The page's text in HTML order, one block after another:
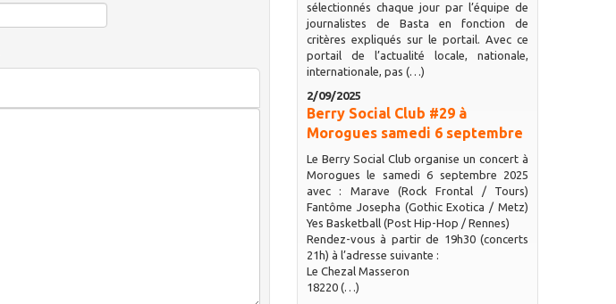
sélectionnés chaque jour par l’équipe de
journalistes de Basta en fonction de
critères expliqués sur le portail. Avec ce
portail de l’actualité locale, nationale,
internationale, pas (…)
2/09/2025
Berry Social Club #29 à
Morogues samedi 6 septembre
Le Berry Social Club organise un concert à
Morogues le samedi 6 septembre 2025
avec : Marave (Rock Frontal / Tours)
Fantôme Josepha (Gothic Exotica / Metz)
Yes Basketball (Post Hip-Hop / Rennes)
Rendez-vous à partir de 19h30 (concerts
21h) à l’adresse suivante :
Le Chezal Masseron
18220 (…)